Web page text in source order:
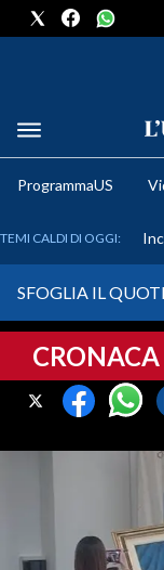
METEO
CRONACA
CAGLIARI
ORISTANO E
SASSARI E PROVINCIA
ProgrammaUS
TEMI CALDI DI OGGI:
SFOGLIA IL